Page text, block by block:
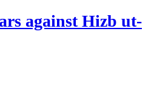
against Hizb ut-